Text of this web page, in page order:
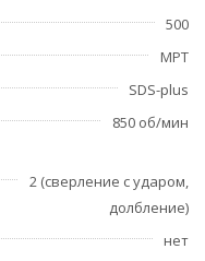
500
MPT
SDS-plus
850 об/мин
2 (сверление с ударом,
долбление)
нет